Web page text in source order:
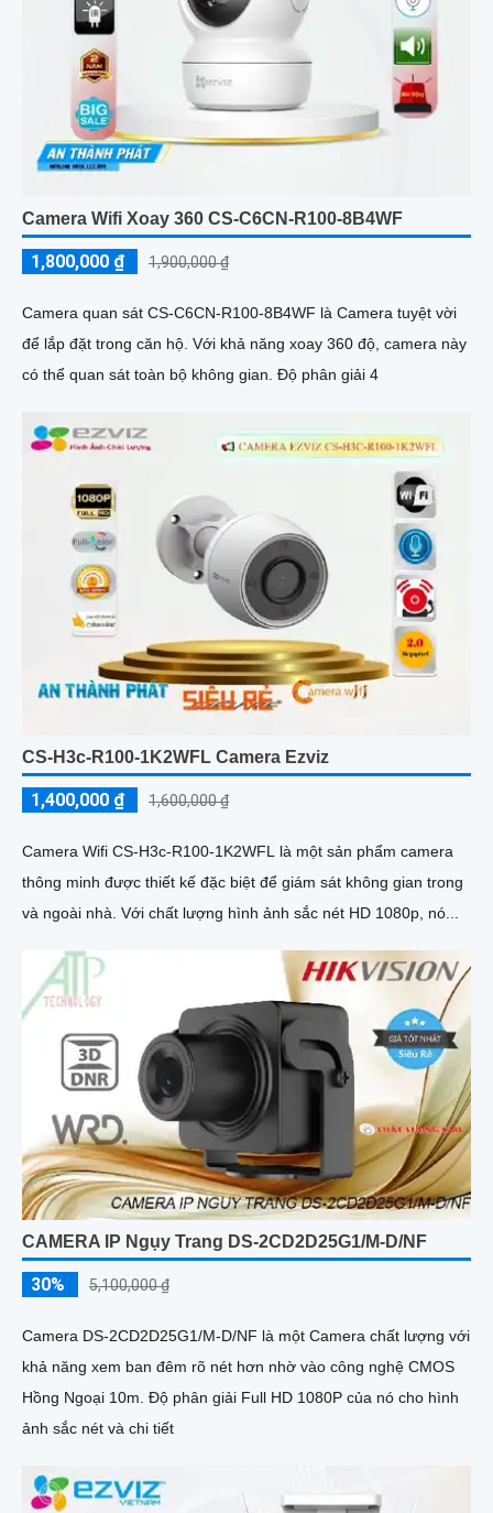
Camera Wifi Xoay 360 CS-C6CN-R100-8B4WF
1,800,000 ₫ 1,900,000 ₫
Camera quan sát CS-C6CN-R100-8B4WF là Camera tuyệt vời
để lắp đặt trong căn hộ. Với khả năng xoay 360 độ, camera này
có thể quan sát toàn bộ không gian. Độ phân giải 4
CS-H3c-R100-1K2WFL Camera Ezviz
1,400,000 ₫ 1,600,000 ₫
Camera Wifi CS-H3c-R100-1K2WFL là một sản phẩm camera
thông minh được thiết kế đặc biệt để giám sát không gian trong
và ngoài nhà. Với chất lượng hình ảnh sắc nét HD 1080p, nó...
CAMERA IP Ngụy Trang DS-2CD2D25G1/M-D/NF
30% 5,100,000 ₫
Camera DS-2CD2D25G1/M-D/NF là một Camera chất lượng với
khả năng xem ban đêm rõ nét hơn nhờ vào công nghệ CMOS
Hồng Ngoại 10m. Độ phân giải Full HD 1080P của nó cho hình
ảnh sắc nét và chi tiết